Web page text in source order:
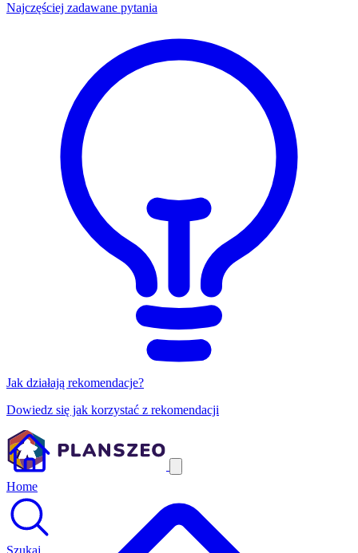
Najczęściej zadawane pytania
Jak działają rekomendacje?
Dowiedz się jak korzystać z rekomendacji
Home
Szukaj